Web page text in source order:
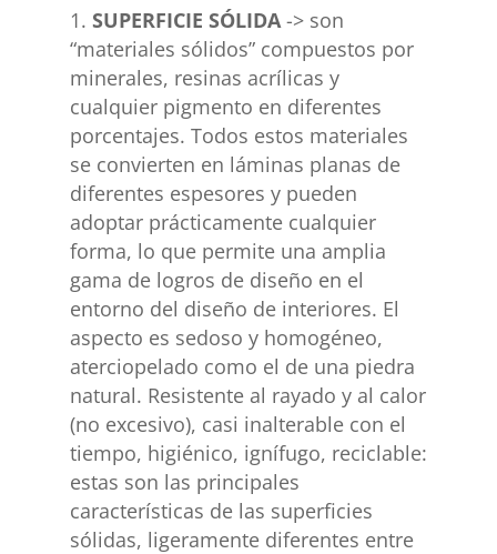
SUPERFICIE SÓLIDA-> son
“materiales sólidos” compuestos por
minerales, resinas acrílicas y
cualquier pigmento en diferentes
porcentajes. Todos estos materiales
se convierten en láminas planas de
diferentes espesores y pueden
adoptar prácticamente cualquier
forma, lo que permite una amplia
gama de logros de diseño en el
entorno del diseño de interiores. El
aspecto es sedoso y homogéneo,
aterciopelado como el de una piedra
natural. Resistente al rayado y al calor
(no excesivo), casi inalterable con el
tiempo, higiénico, ignífugo, reciclable:
estas son las principales
características de las superficies
sólidas, ligeramente diferentes entre